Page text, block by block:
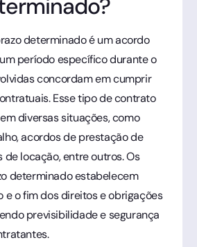
determinado é um acordo
período específico durante o
concordam em cumprir
Esse tipo de contrato
diversas situações, como
acordos de prestação de
de locação, entre outros. Os
determinado estabelecem
e o fim dos direitos e obrigações
previsibilidade e segurança